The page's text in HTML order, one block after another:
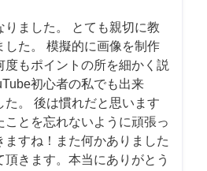
りました。 とても親切に教
した。 模擬的に画像を制作
度もポイントの所を細かく説
初心者の私でも出来
た。 後は慣れだと思います
ことを忘れないように頑張っ
ますね！また何かありました
頂きます。本当にありがとう